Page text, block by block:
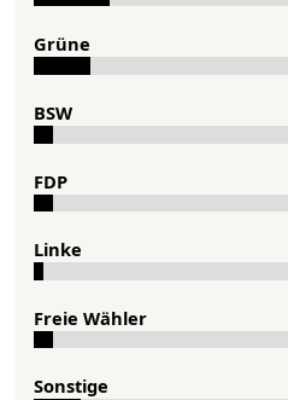
Grü­ne
BSW
FDP
Lin­ke
Freie Wähler
Sonstige